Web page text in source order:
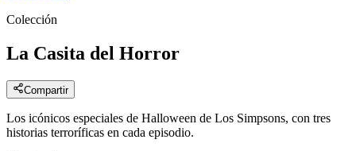
Colección
La Casita del Horror
Compartir
Los icónicos especiales de Halloween de Los Simpsons, con tres
historias terroríficas en cada episodio.